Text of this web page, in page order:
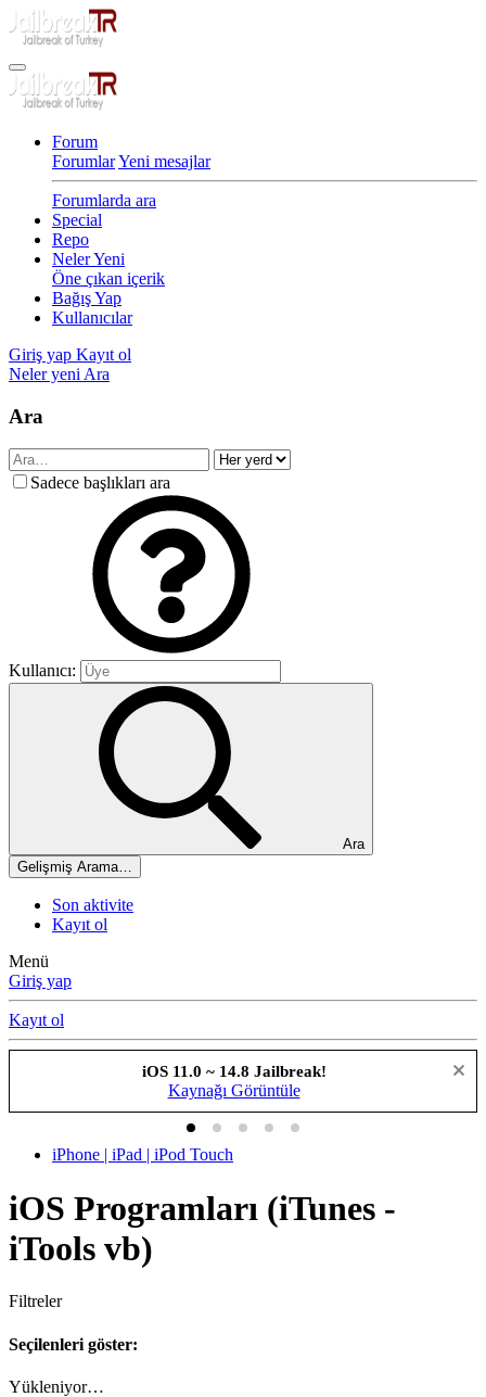
Forum
ForumlarYeni mesajlar
Forumlarda ara
Special
Repo
Neler Yeni
Öne çıkan içerik
Bağış Yap
Kullanıcılar
Giriş yap Kayıt ol
Neler yeni Ara
Ara
Sadece başlıkları ara
Kullanıcı:
Ara
Gelişmiş Arama…
Son aktivite
Kayıt ol
Menü
Giriş yap
Kayıt ol
iOS 11.0 ~ 14.8 Jailbreak!
Kaynağı Görüntüle
iPhone | iPad | iPod Touch
iOS Programları (iTunes -
iTools vb)
Filtreler
Seçilenleri göster:
Yükleniyor…